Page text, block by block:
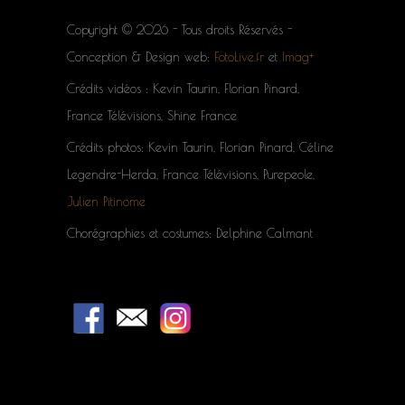
Copyright © 2026 - Tous droits Réservés -
Conception & Design web: FotoLive.fr et Imag+
Crédits vidéos : Kevin Taurin, Florian Pinard,
France Télévisions, Shine France
Crédits photos: Kevin Taurin, Florian Pinard, Céline
Legendre-Herda, France Télévisions, Purepeole,
Julien Pitinome
Chorégraphies et costumes: Delphine Calmant